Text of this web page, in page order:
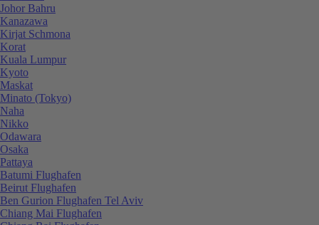
Johor Bahru
Kanazawa
Kirjat Schmona
Korat
Kuala Lumpur
Kyoto
Maskat
Minato (Tokyo)
Naha
Nikko
Odawara
Osaka
Pattaya
Batumi Flughafen
Beirut Flughafen
Ben Gurion Flughafen Tel Aviv
Chiang Mai Flughafen